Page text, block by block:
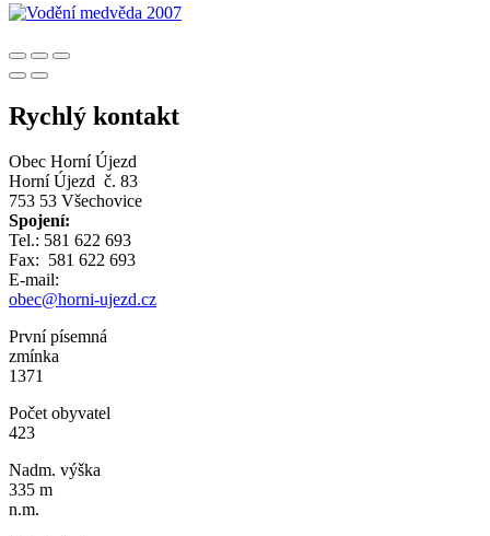
Rychlý kontakt
Obec Horní Újezd
Horní Újezd č. 83
753 53 Všechovice
Spojení:
Tel.: 581 622 693
Fax: 581 622 693
E-mail:
obec@horni-ujezd.cz
První písemná
zmínka
1371
Počet obyvatel
423
Nadm. výška
335 m
n.m.